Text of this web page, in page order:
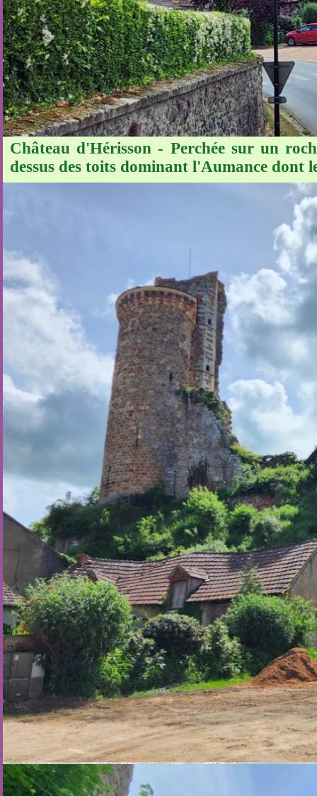
Château d'Hérisson - Perchée sur un
dessus des toits dominant l'Aumance